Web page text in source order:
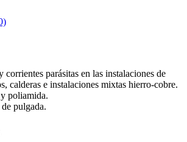
corrientes parásitas en las instalaciones de
calderas e instalaciones mixtas hierro-cobre.
poliamida.
pulgada.